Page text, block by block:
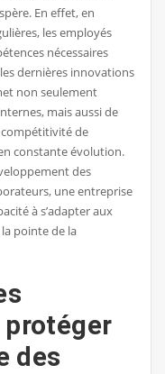
En effet, en
les employés
nécessaires
dernières innovations
non seulement
mais aussi de
de
constante évolution.
des
une entreprise
à s’adapter aux
pointe de la
des